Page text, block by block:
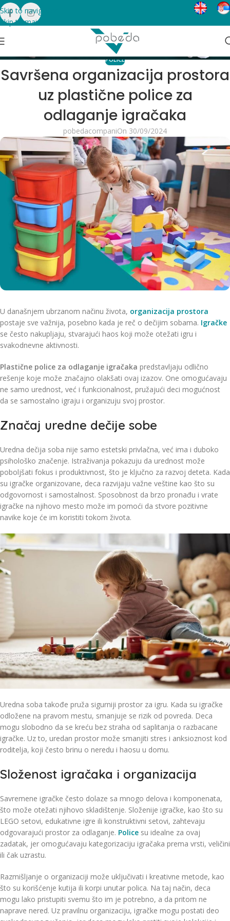
Skip to navigation
Skip to main content
Blog
Home Police
POLICE
Savršena organizacija prostora
uz plastične police za
odlaganje igračaka
pobedacompaniOn 30/09/2024
U današnjem ubrzanom načinu života, organizacija prostora
postaje sve važnija, posebno kada je reč o dečijim sobama. Igračke
se često nakupljaju, stvarajući haos koji može otežati igru i
svakodnevne aktivnosti.
Plastične police za odlaganje igračaka predstavljaju odlično
rešenje koje može značajno olakšati ovaj izazov. One omogućavaju
ne samo urednost, već i funkcionalnost, pružajući deci mogućnost
da se samostalno igraju i organizuju svoj prostor.
Značaj uredne dečije sobe
Uredna dečija soba nije samo estetski privlačna, već ima i duboko
psihološko značenje. Istraživanja pokazuju da urednost može
poboljšati fokus i produktivnost, što je ključno za razvoj deteta. Kada
su igračke organizovane, deca razvijaju važne veštine kao što su
odgovornost i samostalnost. Sposobnost da brzo pronađu i vrate
igračke na njihovo mesto može im pomoći da stvore pozitivne
navike koje će im koristiti tokom života.
Uredna soba takođe pruža sigurniji prostor za igru. Kada su igračke
odložene na pravom mestu, smanjuje se rizik od povreda. Deca
mogu slobodno da se kreću bez straha od saplitanja o razbacane
igračke. Uz to, uredan prostor može smanjiti stres i anksioznost kod
roditelja, koji često brinu o neredu i haosu u domu.
Složenost igračaka i organizacija
Savremene igračke često dolaze sa mnogo delova i komponenata,
što može otežati njihovo skladištenje. Složenije igračke, kao što su
LEGO setovi, edukativne igre ili konstruktivni setovi, zahtevaju
odgovarajući prostor za odlaganje. Police su idealne za ovaj
zadatak, jer omogućavaju kategorizaciju igračaka prema vrsti, veličini
ili čak uzrastu.
Razmišljanje o organizaciji može uključivati i kreativne metode, kao
što su korišćenje kutija ili korpi unutar polica. Na taj način, deca
mogu lako pristupiti svemu što im je potrebno, a da pritom ne
naprave nered. Uz pravilnu organizaciju, igračke mogu postati deo